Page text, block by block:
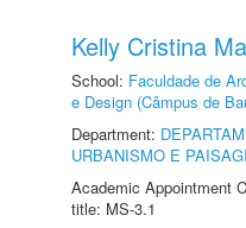
Kelly Cristina
School: Faculdade de
e Design (Câmpus de
Department:
URBANISMO E
Academic Appointment
title: MS-3.1